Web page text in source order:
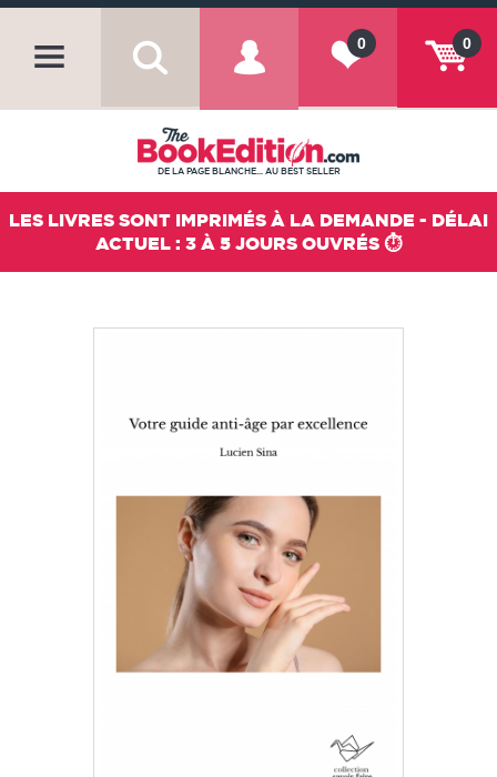
0
0
DE LA PAGE BLANCHE... AU BEST SELLER
LES LIVRES SONT IMPRIMÉS À LA DEMANDE - DÉLAI
ACTUEL : 3 À 5 JOURS OUVRÉS ⏱️